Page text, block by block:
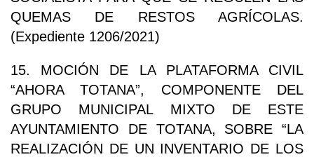
QUEMAS DE RESTOS AGRÍCOLAS.
(Expediente 1206/2021)
15. MOCIÓN DE LA PLATAFORMA CIVIL
“AHORA TOTANA”, COMPONENTE DEL
GRUPO MUNICIPAL MIXTO DE ESTE
AYUNTAMIENTO DE TOTANA, SOBRE “LA
REALIZACIÓN DE UN INVENTARIO DE LOS